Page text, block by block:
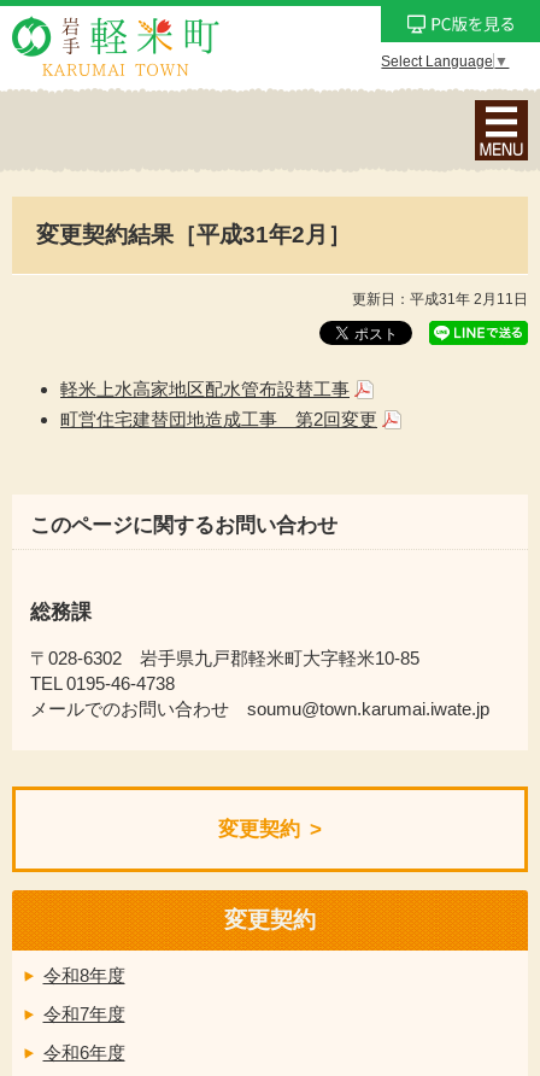
Select Language ▼
ナ
ビ
ン
メ
変更契約結果［平成31年2月］
更新日：平成31年 2月11日
軽米上水高家地区配水管布設替工事
町営住宅建替団地造成工事 第2回変更
このページに関するお問い合わせ
総務課
〒028-6302 岩手県九戸郡軽米町大字軽米10-85
TEL 0195-46-4738
メールでのお問い合わせ soumu@town.karumai.iwate.jp
変更契約
変更契約
令和8年度
令和7年度
令和6年度